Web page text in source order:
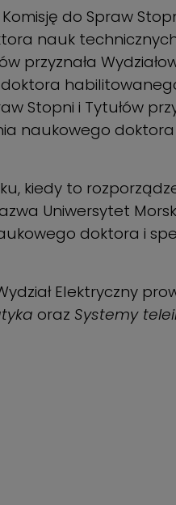
do Spraw
nauk
przyznała
Stopni i Tytułów
naukowego
kiedy to
Uniwersytet
doktora i
Elektryczny
oraz Systemy